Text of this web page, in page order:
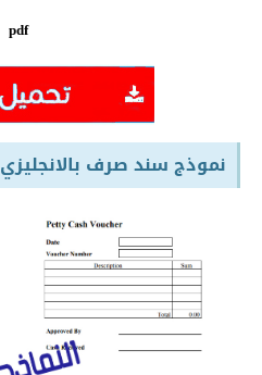
pdf
نموذجسند صرف بالانجليزي